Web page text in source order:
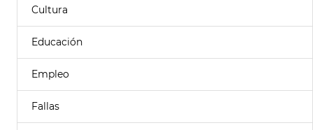
Cultura
Educación
Empleo
Fallas